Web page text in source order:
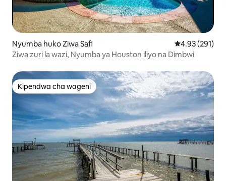
Nyumba huko Ziwa Safi Ukadiriaji wa
4.93 (291)
Ziwa zuri la wazi, Nyumba ya Houston iliyo na Dimbwi
Kipendwa cha wageni
Kipendwa cha wageni